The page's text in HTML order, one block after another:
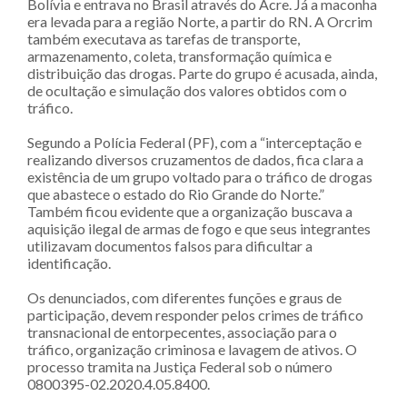
Bolívia e entrava no Brasil através do Acre. Já a maconha
era levada para a região Norte, a partir do RN. A Orcrim
também executava as tarefas de transporte,
armazenamento, coleta, transformação química e
distribuição das drogas. Parte do grupo é acusada, ainda,
de ocultação e simulação dos valores obtidos com o
tráfico.
Segundo a Polícia Federal (PF), com a “interceptação e
realizando diversos cruzamentos de dados, fica clara a
existência de um grupo voltado para o tráfico de drogas
que abastece o estado do Rio Grande do Norte.”
Também ficou evidente que a organização buscava a
aquisição ilegal de armas de fogo e que seus integrantes
utilizavam documentos falsos para dificultar a
identificação.
Os denunciados, com diferentes funções e graus de
participação, devem responder pelos crimes de tráfico
transnacional de entorpecentes, associação para o
tráfico, organização criminosa e lavagem de ativos. O
processo tramita na Justiça Federal sob o número
0800395-02.2020.4.05.8400.